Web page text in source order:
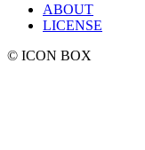
ABOUT
LICENSE
© ICON BOX